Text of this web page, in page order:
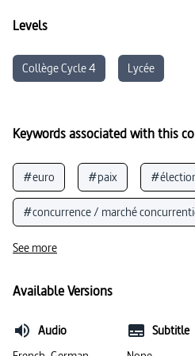
Levels
Collège Cycle 4 Lycée
Keywords associated with this
#euro #paix
#concurrence / marché
#Union européenne
#colonialisme
See more
Available Versions
Audio
Subtitle